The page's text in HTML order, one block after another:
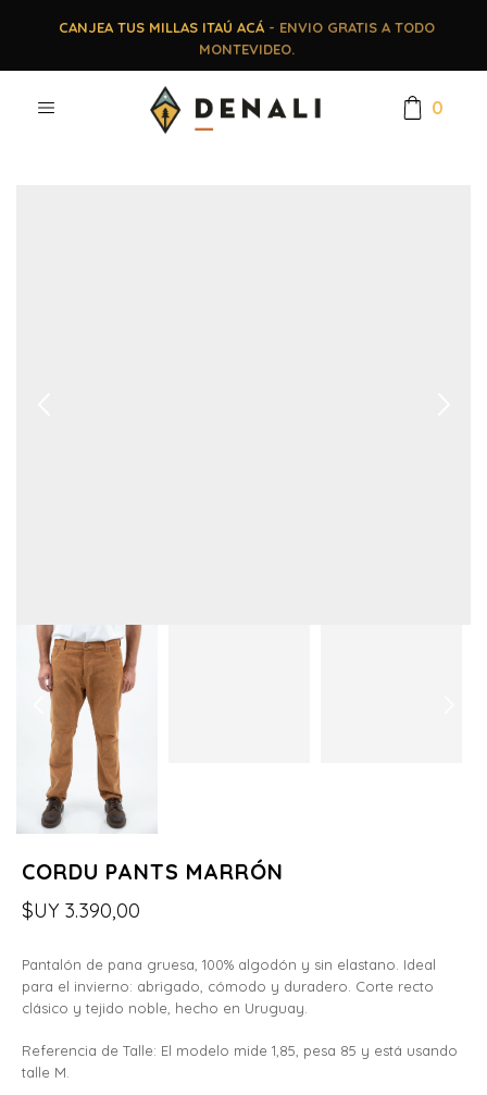
CANJEA TUS MILLAS ITAÚ ACÁ- ENVIO GRATIS A TODO
MONTEVIDEO.
0
CORDU PANTS MARRÓN
$UY 3.390,00
Pantalón de pana gruesa, 100% algodón y sin elastano. Ideal
para el invierno: abrigado, cómodo y duradero. Corte recto
clásico y tejido noble, hecho en Uruguay.
Referencia de Talle: El modelo mide 1,85, pesa 85 y está usando
talle M.